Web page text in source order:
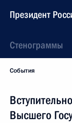
Президент
Стенограммы
События
Высшего